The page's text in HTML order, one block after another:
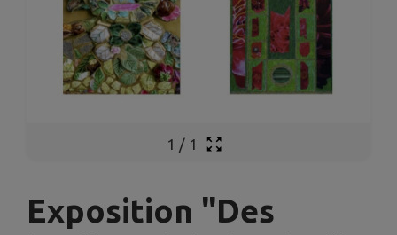
1 / 1
Exposition "Des